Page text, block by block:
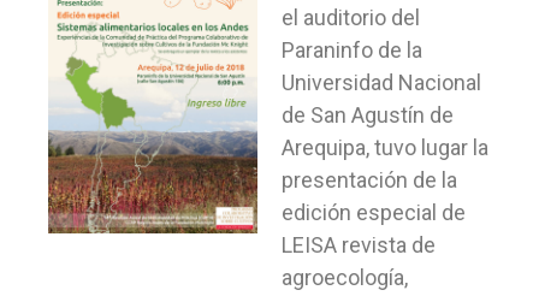
el auditorio del
Paraninfo de la
Universidad Nacional
de San Agustín de
Arequipa, tuvo lugar la
presentación de la
edición especial de
LEISA revista de
agroecología,